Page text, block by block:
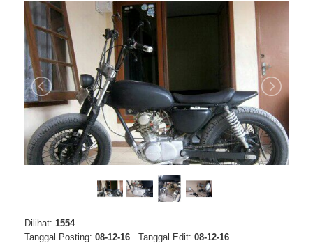
Dilihat: 1554
Tanggal Posting: 08-12-16 Tanggal Edit: 08-12-16